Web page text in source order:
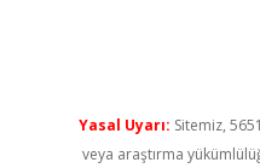
Yasal Uyarı: Sitemiz,
veya araştırma